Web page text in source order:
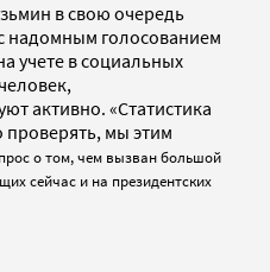
в свою очередь
надомным голосованием
учете в социальных
активно. «Статистика
мы этим
о том, чем вызван большой
сейчас и на президентских